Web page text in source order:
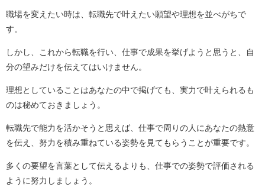
職場を変えたい時は、転職先で叶えたい願望や理想を並べがちで
す。
しかし、これから転職を行い、仕事で成果を挙げようと思うと、自
分の望みだけを伝えてはいけません。
理想としていることはあなたの中で掲げても、実力で叶えられるも
のは秘めておきましょう。
転職先で能力を活かそうと思えば、仕事で周りの人にあなたの熱意
を伝え、努力を積み重ねている姿勢を見てもらうことが重要です。
多くの要望を言葉として伝えるよりも、仕事での姿勢で評価される
ように努力しましょう。